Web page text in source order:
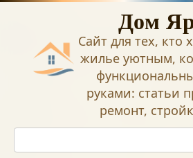
Перейти
Дом
Сайт для тех, кто
жилье уютным,
руками: статьи
ремонт,
Поиск: